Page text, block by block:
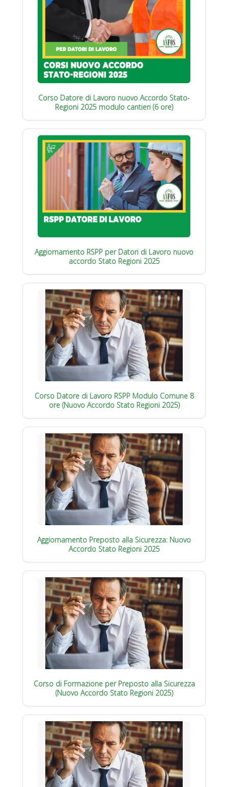
Corso Datore di Lavoro nuovo Accordo Stato-
Regioni 2025 modulo cantieri (6 ore)
Aggiornamento RSPP per Datori di Lavoro nuovo
accordo Stato Regioni 2025
Corso Datore di Lavoro RSPP Modulo Comune 8
ore (Nuovo Accordo Stato Regioni 2025)
Aggiornamento Preposto alla Sicurezza: Nuovo
Accordo Stato Regioni 2025
Corso di Formazione per Preposto alla Sicurezza
(Nuovo Accordo Stato Regioni 2025)